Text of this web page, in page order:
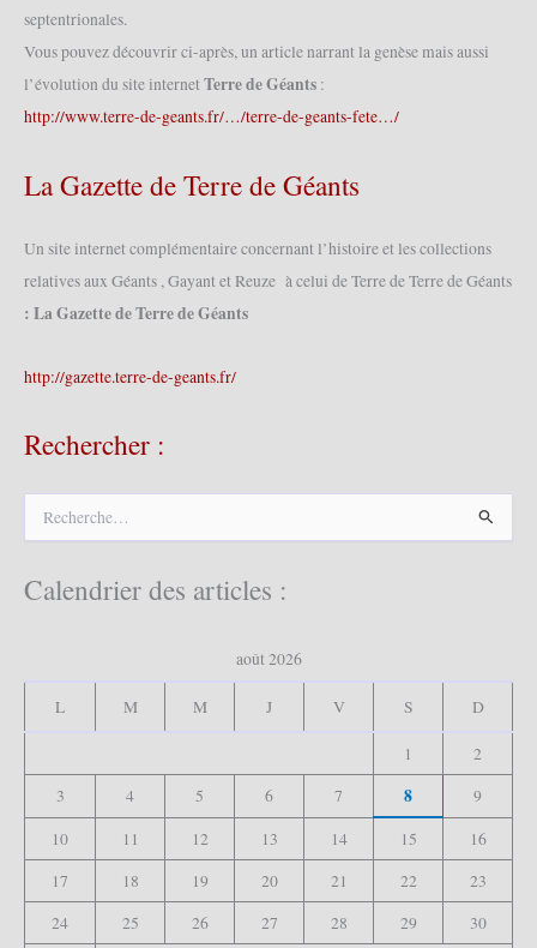
septentrionales.
Vous pouvez découvrir ci-après, un article narrant la genèse mais aussi
l’évolution du site internet Terre de Géants :
http://www.terre-de-geants.fr/…/terre-de-geants-fete…/
La Gazette de Terre de Géants
Un site internet complémentaire concernant l’histoire et les collections
relatives aux Géants , Gayant et Reuze à celui de Terre de Terre de Géants
: La Gazette de Terre de Géants
http://gazette.terre-de-geants.fr/
Rechercher :
e
Calendrier des articles :
août 2026
L M M J V S D
1
2
3
4 5 6 7 8
9
10
11 12 13 14 15
16
17
18 19 20 21 22
23
24
25 26 27 28 29
30